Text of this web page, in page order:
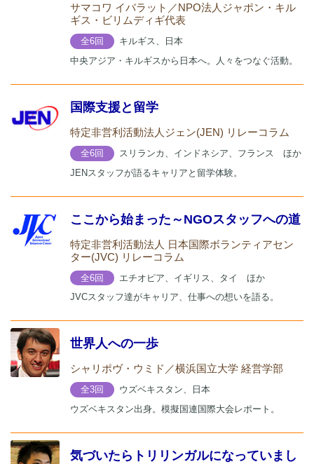
サマコワ イバラット／NPO法人ジャポン・キル
ギス・ビリムディギ代表
全6回
キルギス、日本
中央アジア・キルギスから日本へ。人々をつなぐ活動。
国際支援と留学
特定非営利活動法人ジェン(JEN) リレーコラム
全6回
スリランカ、インドネシア、フランス ほか
JENスタッフが語るキャリアと留学体験。
ここから始まった～NGOスタッフへの道
特定非営利活動法人 日本国際ボランティアセン
ター(JVC) リレーコラム
全6回
エチオピア、イギリス、タイ ほか
JVCスタッフ達がキャリア、仕事への想いを語る。
世界人への一歩
シャリポヴ・ウミド／横浜国立大学 経営学部
全3回
ウズベキスタン、日本
ウズベキスタン出身。模擬国連国際大会レポート。
気づいたらトリリンガルになっていまし